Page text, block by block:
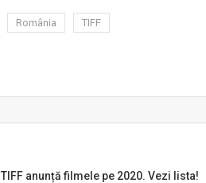
România TIFF
TIFF anunță filmele pe 2020. Vezi lista!